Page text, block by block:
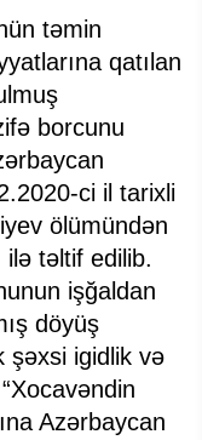
təmin
qatılan
borcunu
ci il tarixli
ölümündən
təltif edilib.
işğaldan
döyüş
şəxsi igidlik və
Azərbaycan